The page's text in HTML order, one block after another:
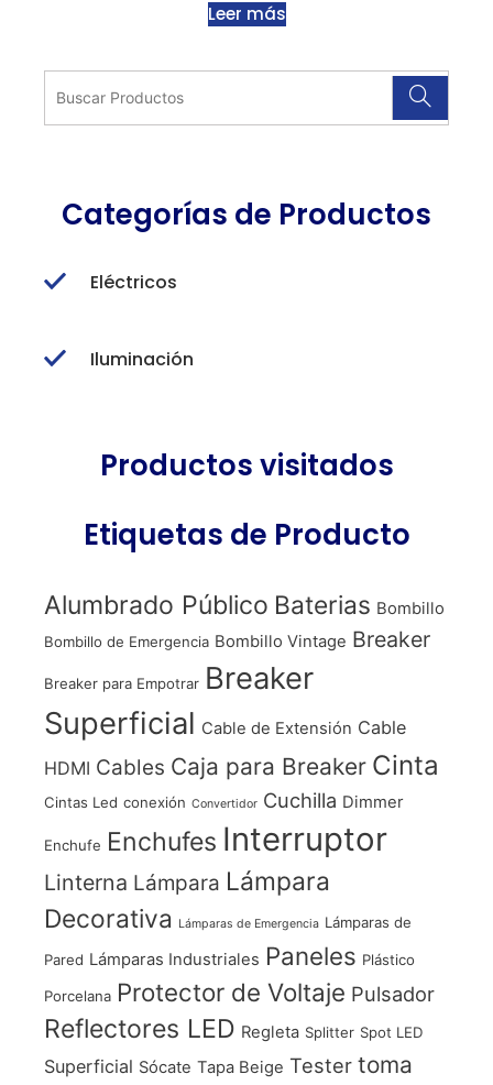
Leer más
Categorías de Productos
Eléctricos
Iluminación
Productos visitados
Etiquetas de Producto
Alumbrado Público Baterias Bombillo
Bombillo de Emergencia Bombillo Vintage Breaker
Breaker para Empotrar Breaker
Superficial Cable de Extensión Cable
HDMI Cables Caja para Breaker Cinta
Cintas Led conexión Convertidor Cuchilla Dimmer
Enchufe Enchufes Interruptor
Linterna Lámpara Lámpara
Decorativa
Lámparas de Emergencia Lámparas de
Pared Lámparas Industriales Paneles Plástico
Porcelana Protector de Voltaje Pulsador
Reflectores LED Regleta Splitter Spot LED
Superficial Sócate Tapa Beige Tester toma